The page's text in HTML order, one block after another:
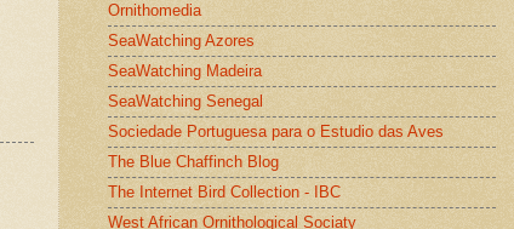
Ornithomedia
SeaWatching Azores
SeaWatching Madeira
SeaWatching Senegal
Sociedade Portuguesa para o Estudio das Aves
The Blue Chaffinch Blog
The Internet Bird Collection - IBC
West African Ornithological Sociaty